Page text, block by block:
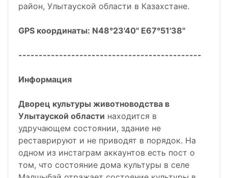
район, Улытауской области в Казахстане.
GPS координаты: N48°23'40" E67°51'38"
---------------------------------------------
Информация
Дворец культуры животноводства в
Улытауской области находится в
удручающем состоянии, здание не
реставрируют и не приводят в порядок. На
одном из инстаграм аккаунтов есть пост о
том, что состояние дома культуры в селе